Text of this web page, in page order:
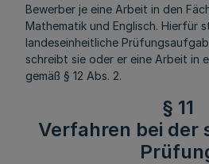
Bewerber je eine Arbeit in den
Mathematik und Englisch. Hierfür
landeseinheitliche
schreibt sie oder er eine Arbeit in
gemäß § 12 Abs. 2.
§ 11
Verfahren bei der